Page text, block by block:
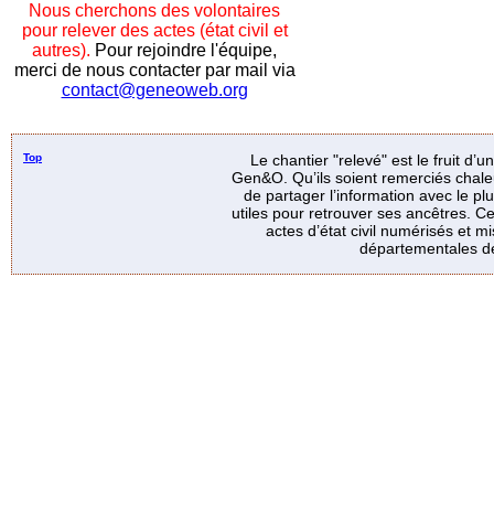
Nous cherchons des volontaires
pour relever des actes (état civil et
autres). Pour rejoindre l'équipe,
merci de nous contacter par mail via
contact@geneoweb.org
Top
Le chantier "relevé" est le fruit
Gen&O. Qu’ils soient remerciés
de partager l’information avec le
utiles pour retrouver ses ancêtres.
actes d’état civil numérisés et
départementales